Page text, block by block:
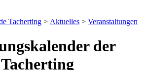
Tacherting > Aktuelles > Veranstaltungen
der